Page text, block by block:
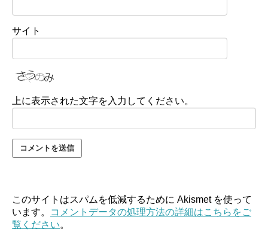
サイト
上に表示された文字を入力してください。
このサイトはスパムを低減するために Akismet を使って
います。
コメントデータの処理方法の詳細はこちらをご
覧ください。